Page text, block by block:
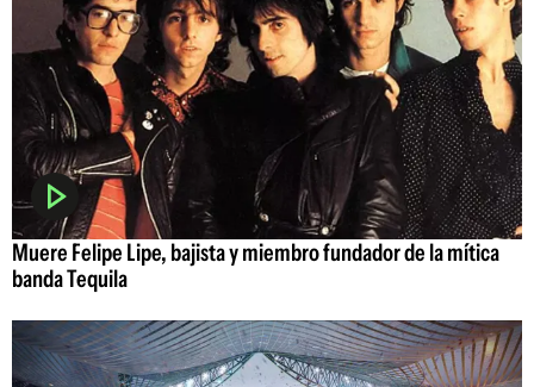
Muere Felipe Lipe, bajista y miembro fundador de la mítica
banda Tequila